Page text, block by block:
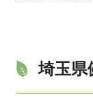
埼玉県